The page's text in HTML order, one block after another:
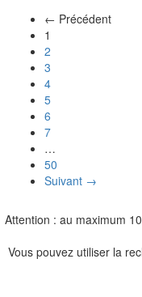
← Précédent
1
2
3
4
5
6
7
…
50
Suivant →
Attention : au maximum
Vous pouvez utiliser la